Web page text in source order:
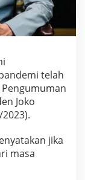
telah
Joko
jika
masa